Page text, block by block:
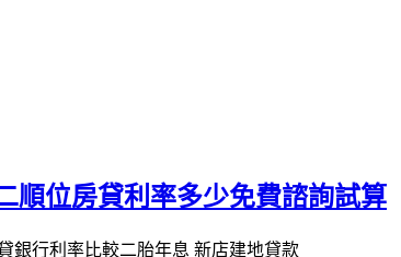
順位房貸利率多少免費諮詢試算
銀行利率比較二胎年息 新店建地貸款